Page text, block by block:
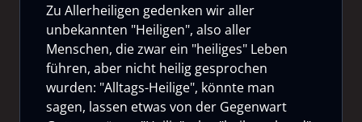
Zu Allerheiligen gedenken wir aller
unbekannten "Heiligen", also aller
Menschen, die zwar ein "heiliges" Leben
führen, aber nicht heilig gesprochen
wurden: "Alltags-Heilige", könnte man
sagen, lassen etwas von der Gegenwart